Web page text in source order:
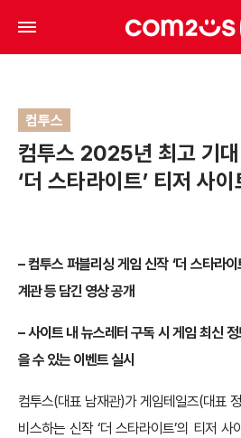
컴투스
컴투스 2025년 최고 기
‘더 스타라이트’ 티저 사
– 컴투스 퍼블리싱 게임 신작 ‘더 스타라이
계관 등 담긴 영상 공개
– 사이트 내 뉴스레터 구독 시 게임 최신
을 수 있는 이벤트 실시
컴투스(대표 남재관)가 게임테일즈(대표
비스하는 신작 ‘더 스타라이트’의 티저 사